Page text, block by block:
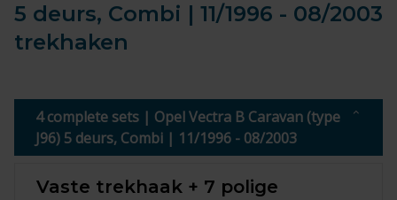
5 deurs, Combi | 11/1996 - 08/2003
trekhaken
4 complete sets | Opel Vectra B Caravan (type
J96) 5 deurs, Combi | 11/1996 - 08/2003
Vaste trekhaak + 7 polige